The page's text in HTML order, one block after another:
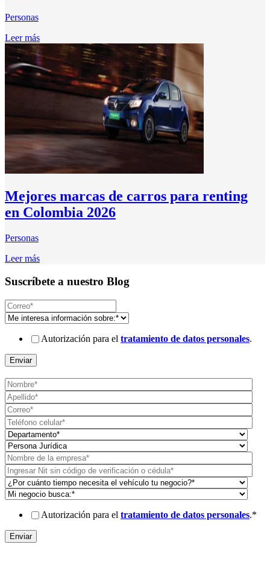
Personas
Leer más
Mejores marcas de carros para renting
en Colombia 2026
Personas
Leer más
Suscríbete a nuestro Blog
Autorización para el tratamiento de datos personales.
Autorización para el tratamiento de datos personales.*